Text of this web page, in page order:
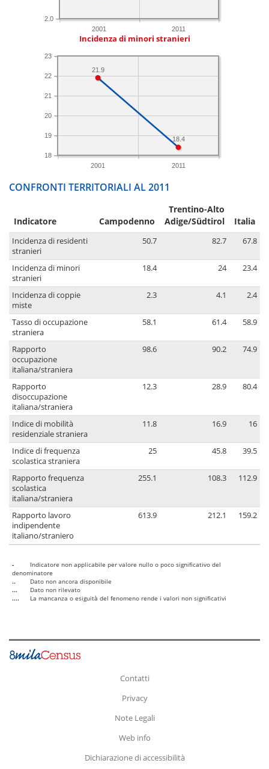
2001 2011
2.0
Incidenza di minori stranieri
2001 2011
18
19
20
21
22
23
18.4
21.9
CONFRONTI TERRITORIALI AL 2011
Indicatore Campodenno
Trentino-Alto
Adige/Südtirol
Italia
Incidenza di residenti
stranieri
50.7 82.7 67.8
Incidenza di minori
stranieri
18.4 24 23.4
Incidenza di coppie
miste
2.3 4.1 2.4
Tasso di occupazione
straniera
58.1 61.4 58.9
Rapporto
occupazione
italiana/straniera
98.6 90.2 74.9
Rapporto
disoccupazione
italiana/straniera
12.3 28.9 80.4
Indice di mobilità
residenziale straniera
11.8 16.9 16
Indice di frequenza
scolastica straniera
25 45.8 39.5
Rapporto frequenza
scolastica
italiana/straniera
255.1 108.3 112.9
Rapporto lavoro
indipendente
italiano/straniero
613.9 212.1 159.2
-
Indicatore non applicabile per valore nullo o poco significativo del
denominatore
..
Dato non ancora disponibile
...
Dato non rilevato
....
La mancanza o esiguità del fenomeno rende i valori non significativi
Contatti
Privacy
Note Legali
Web info
Dichiarazione di accessibilità